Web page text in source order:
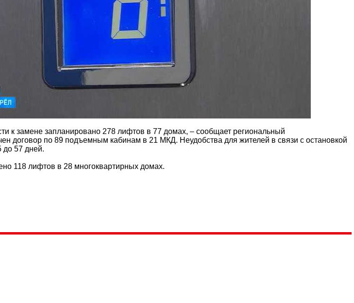
к замене запланировано 278 лифтов в 77 домах, – сообщает региональный
договор по 89 подъемным кабинам в 21 МКД. Неудобства для жителей в связи с остановкой
до 57 дней.
118 лифтов в 28 многоквартирных домах.